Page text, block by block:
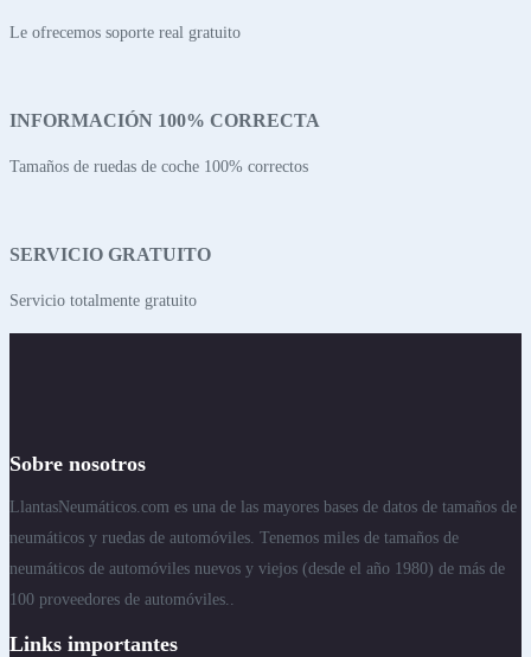
Le ofrecemos soporte real gratuito
INFORMACIÓN 100% CORRECTA
Tamaños de ruedas de coche 100% correctos
SERVICIO GRATUITO
Servicio totalmente gratuito
Sobre nosotros
LlantasNeumáticos.com es una de las mayores bases de datos de tamaños de
neumáticos y ruedas de automóviles. Tenemos miles de tamaños de
neumáticos de automóviles nuevos y viejos (desde el año 1980) de más de
100 proveedores de automóviles..
Links importantes